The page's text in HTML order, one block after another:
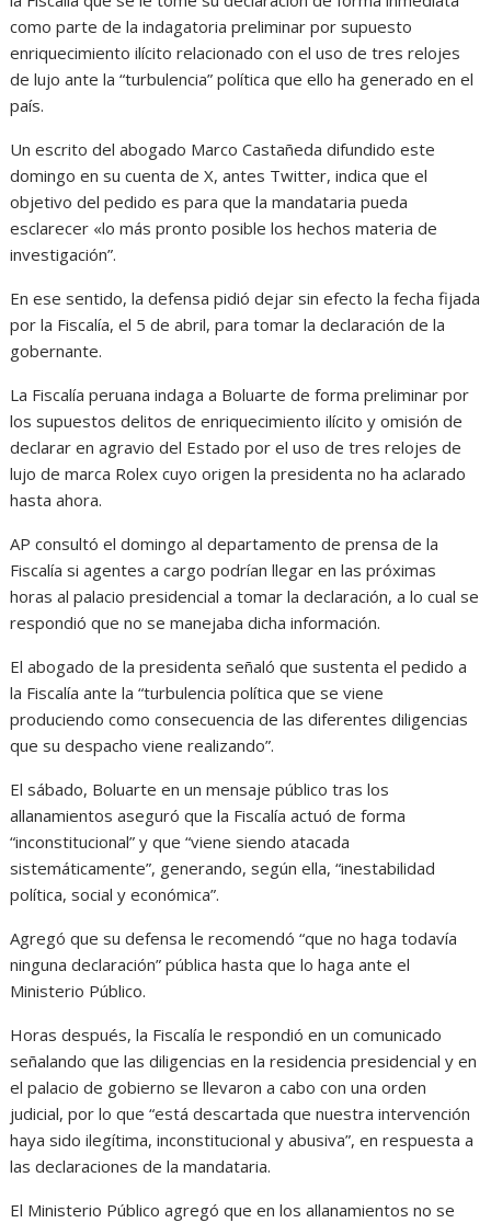
como parte de la indagatoria preliminar por supuesto
enriquecimiento ilícito relacionado con el uso de tres relojes
de lujo ante la “turbulencia” política que ello ha generado en el
país.
Un escrito del abogado Marco Castañeda difundido este
domingo en su cuenta de X, antes Twitter, indica que el
objetivo del pedido es para que la mandataria pueda
esclarecer «lo más pronto posible los hechos materia de
investigación”.
En ese sentido, la defensa pidió dejar sin efecto la fecha fijada
por la Fiscalía, el 5 de abril, para tomar la declaración de la
gobernante.
La Fiscalía peruana indaga a Boluarte de forma preliminar por
los supuestos delitos de enriquecimiento ilícito y omisión de
declarar en agravio del Estado por el uso de tres relojes de
lujo de marca Rolex cuyo origen la presidenta no ha aclarado
hasta ahora.
AP consultó el domingo al departamento de prensa de la
Fiscalía si agentes a cargo podrían llegar en las próximas
horas al palacio presidencial a tomar la declaración, a lo cual se
respondió que no se manejaba dicha información.
El abogado de la presidenta señaló que sustenta el pedido a
la Fiscalía ante la “turbulencia política que se viene
produciendo como consecuencia de las diferentes diligencias
que su despacho viene realizando”.
El sábado, Boluarte en un mensaje público tras los
allanamientos aseguró que la Fiscalía actuó de forma
“inconstitucional” y que “viene siendo atacada
sistemáticamente”, generando, según ella, “inestabilidad
política, social y económica”.
Agregó que su defensa le recomendó “que no haga todavía
ninguna declaración” pública hasta que lo haga ante el
Ministerio Público.
Horas después, la Fiscalía le respondió en un comunicado
señalando que las diligencias en la residencia presidencial y en
el palacio de gobierno se llevaron a cabo con una orden
judicial, por lo que “está descartada que nuestra intervención
haya sido ilegítima, inconstitucional y abusiva”, en respuesta a
las declaraciones de la mandataria.
El Ministerio Público agregó que en los allanamientos no se